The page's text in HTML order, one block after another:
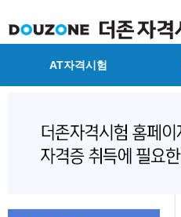
AT자격시험